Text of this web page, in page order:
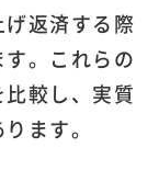
返済する際
。これらの
較し、実質
ます。